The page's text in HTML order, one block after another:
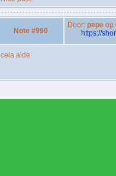
Note #990
Door: pepe op
https://
cela aide